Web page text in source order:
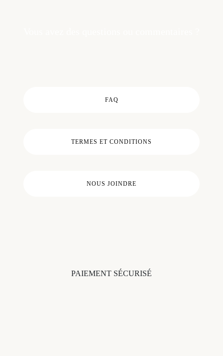
FAQ
TERMES ET CONDITIONS
NOUS JOINDRE
PAIEMENT SÉCURISÉ